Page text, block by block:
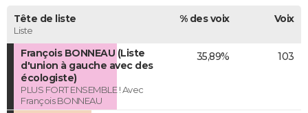
Tête de liste
Liste
% des voix Voix
François BONNEAU (Liste
d'union à gauche avec des
écologiste)
PLUS FORT ENSEMBLE ! Avec
François BONNEAU
35,89% 103